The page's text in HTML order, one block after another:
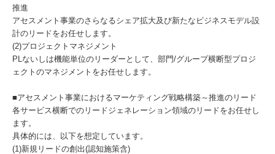
推進
アセスメント事業のさらなるシェア拡大及び新たなビジネスモデル設
計のリードをお任せします。
(2)プロジェクトマネジメント
PLないしは機能単位のリーダーとして、部門/グループ横断型プロジ
ェクトのマネジメントをお任せします。
■アセスメント事業におけるマーケティング戦略構築～推進のリード
各サービス横断でのリードジェネレーション領域のリードをお任せし
ます。
具体的には、以下を想定しています。
(1)新規リードの創出(認知施策含)